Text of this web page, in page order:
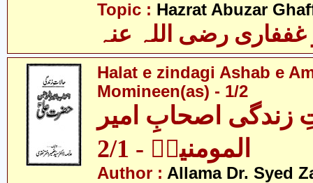
Topic : Hazrat Abuzar
رضی اللہ عنہ
Halat e zindagi Ashab e
Momineen(as) - 1/2
زندگی اصحابِ امیر
المومنینؑ - 2/1
Author : Allama Dr. Syed